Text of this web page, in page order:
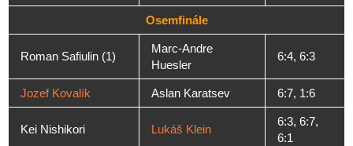
Osemfinále
Roman Safiulin (1)
Marc-Andre
Huesler
6:4, 6:3
Jozef Kovalík Aslan Karatsev 6:7, 1:6
Kei Nishikori Lukáš Klein
6:3, 6:7,
6:1